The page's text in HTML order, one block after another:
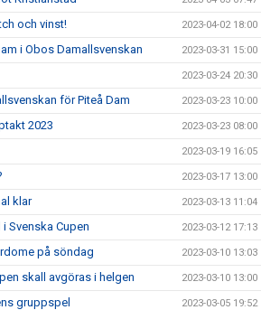
och vinst! 2023-04-02 18:00
i Obos Damallsvenskan 2023-03-31 15:00
2023-03-24 20:30
för Piteå Dam 2023-03-23 10:00
2023 2023-03-23 08:00
2023-03-19 16:05
2023-03-17 13:00
klar 2023-03-13 11:04
Svenska Cupen 2023-03-12 17:13
på söndag 2023-03-10 13:03
skall avgöras i helgen 2023-03-10 13:00
gruppspel 2023-03-05 19:52